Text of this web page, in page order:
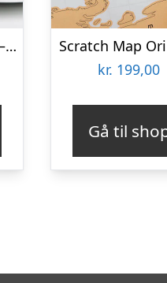
Mini Donut Maker – KitchPro
Scratch Map
kr. 199,00
Gå til